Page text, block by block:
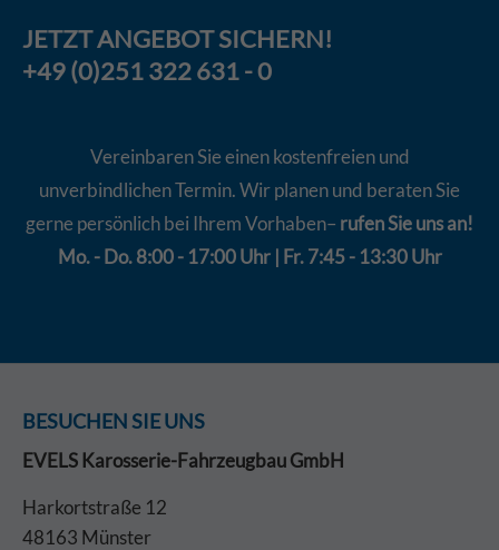
JETZTANGEBOTSICHERN!
+49 (0)251 322 631 - 0
Vereinbaren Sie einen kostenfreien und
unverbindlichen Termin. Wir planen und beraten Sie
gerne persönlich bei Ihrem Vorhaben– rufen Sie uns an!
Mo. - Do. 8:00 - 17:00 Uhr | Fr. 7:45 - 13:30 Uhr
BESUCHEN SIE UNS
EVELS Karosserie-Fahrzeugbau GmbH
Harkortstraße 12
48163 Münster